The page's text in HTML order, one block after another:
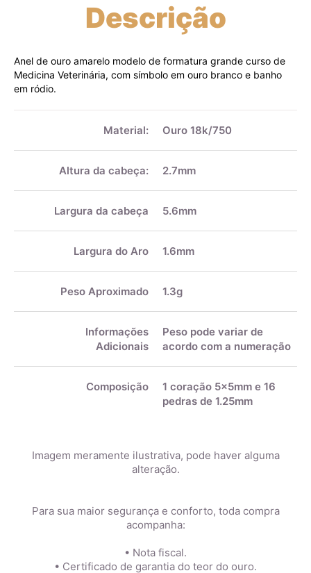
Descrição
Anel de ouro amarelo modelo de formatura grande curso de
Medicina Veterinária, com símbolo em ouro branco e banho
em ródio.
Material: Ouro 18k/750
Altura da cabeça: 2.7mm
Largura da cabeça 5.6mm
Largura do Aro 1.6mm
Peso Aproximado 1.3g
Informações
Adicionais
Peso pode variar de
acordo com a numeração
Composição
1 coração 5x5mm e 16
pedras de 1.25mm
Imagem meramente ilustrativa, pode haver alguma
alteração.
Para sua maior segurança e conforto, toda compra
acompanha:
• Nota fiscal.
• Certificado de garantia do teor do ouro.